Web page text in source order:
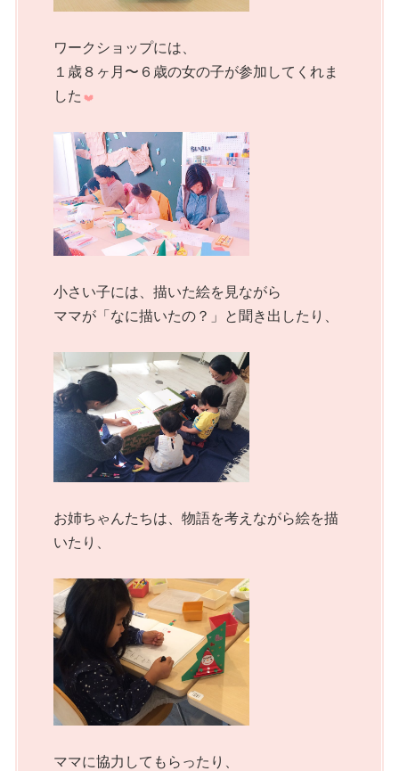
ワークショップには、
１歳８ヶ月〜６歳の女の子が参加してくれま
した
小さい子には、描いた絵を見ながら
ママが「なに描いたの？」と聞き出したり、
お姉ちゃんたちは、物語を考えながら絵を描
いたり、
ママに協力してもらったり、